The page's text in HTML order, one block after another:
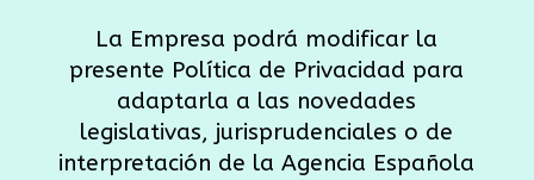
La Empresa podrá modificar la
presente Política de Privacidad para
adaptarla a las novedades
legislativas, jurisprudenciales o de
interpretación de la Agencia Española